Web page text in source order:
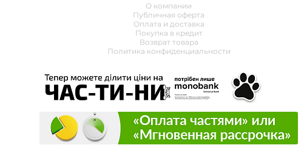
О компании
Публичная оферта
Оплата и доставка
Покупка в кредит
Возврат товара
Политика конфиденциальности